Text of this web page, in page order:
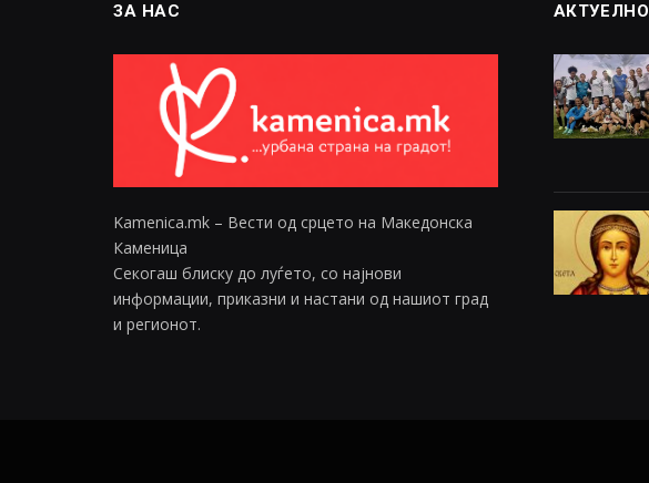
ЗА НАС
Kamenica.mk – Вести од срцето на Македонска
Каменица
Секогаш блиску до луѓето, со најнови
информации, приказни и настани од нашиот град
и регионот.
АКТУЕЛНО